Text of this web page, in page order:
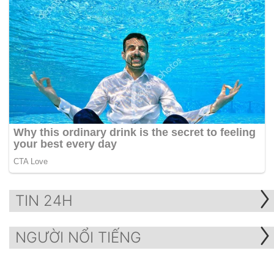
TIN 24H
NGƯỜI NỔI TIẾNG